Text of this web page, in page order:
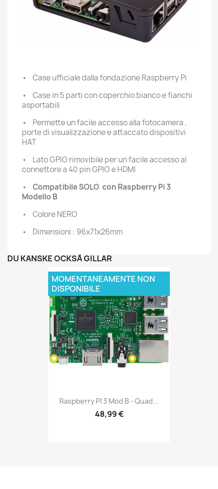
•
Case ufficiale dalla fondazione Raspberry Pi
•
Case in 5 parti con coperchio bianco e fianchi
asportabili
•
Permette un facile accesso alla fotocamera ,
porte di visualizzazione e attaccato dispositivi
HAT
•
Lato GPIO rimovibile per un facile accesso al
connettore a 40 pin GPIO e HDMI
•
Compatibile SOLO con Raspberry Pi 3
Modello B
•
Colore NERO
•
Dimensioni : 96x71x26mm
DU KANSKE OCKSÅ GILLAR
Raspberry PI 3 Mod B - Quad...
48,99 €
MOMENTANEAMENTE NON
DISPONIBILE